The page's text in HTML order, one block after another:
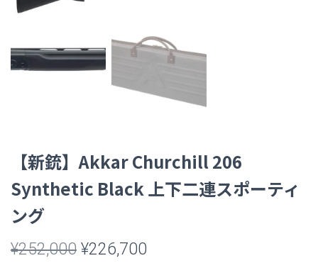
【新銃】Akkar Churchill 206
Synthetic Black 上下二連スポーティ
ング
¥252,000 元
¥226,700